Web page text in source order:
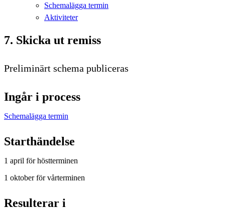
Schemalägga termin
Aktiviteter
7. Skicka ut remiss
Preliminärt schema publiceras
Ingår i process
Schemalägga termin
Starthändelse
1 april för höstterminen
1 oktober för vårterminen
Resulterar i